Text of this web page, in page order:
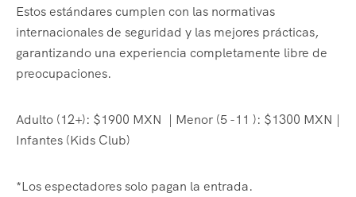
Estos estándares cumplen con las normativas
internacionales de seguridad y las mejores prácticas,
garantizando una experiencia completamente libre de
preocupaciones.
Adulto (12+): $1900 MXN | Menor (5 -11 ): $1300 MXN |
Infantes (Kids Club)
*Los espectadores solo pagan la entrada.